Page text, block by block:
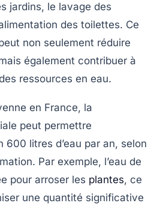
jardins, le lavage des
des toilettes. Ce
non seulement réduire
également contribuer à
ressources en eau.
en France, la
peut permettre
600 litres d’eau par an, selon
Par exemple, l’eau de
pour arroser les plantes, ce
une quantité significative